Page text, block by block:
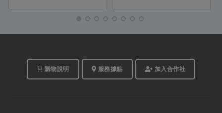
烏龍瓶裝茶飲，落實包
用國產飼料養出善糧黃
購物說明 服務據點 加入合作社